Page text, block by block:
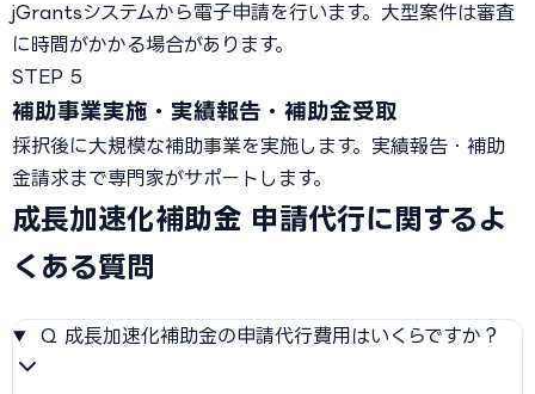
jGrantsシステムから電子申請を行います。大型案件は審査
に時間がかかる場合があります。
STEP 5
補助事業実施・実績報告・補助金受取
採択後に大規模な補助事業を実施します。実績報告・補助
金請求まで専門家がサポートします。
成長加速化補助金 申請代行に関するよ
くある質問
Q 成長加速化補助金の申請代行費用はいくらですか？